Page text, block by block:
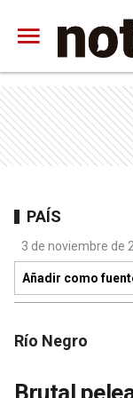
PAÍS
3 de noviembre de
Añadir como
Río Negro
Brutal